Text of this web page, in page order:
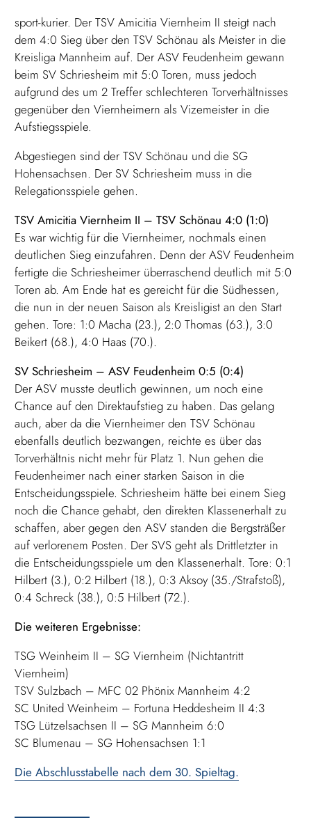
sport-kurier. Der TSV Amicitia Viernheim II steigt nach
dem 4:0 Sieg über den TSV Schönau als Meister in die
Kreisliga Mannheim auf. Der ASV Feudenheim gewann
beim SV Schriesheim mit 5:0 Toren, muss jedoch
aufgrund des um 2 Treffer schlechteren Torverhältnisses
gegenüber den Viernheimern als Vizemeister in die
Aufstiegsspiele.
Abgestiegen sind der TSV Schönau und die SG
Hohensachsen. Der SV Schriesheim muss in die
Relegationsspiele gehen.
TSV Amicitia Viernheim II – TSV Schönau 4:0 (1:0)
Es war wichtig für die Viernheimer, nochmals einen
deutlichen Sieg einzufahren. Denn der ASV Feudenheim
fertigte die Schriesheimer überraschend deutlich mit 5:0
Toren ab. Am Ende hat es gereicht für die Südhessen,
die nun in der neuen Saison als Kreisligist an den Start
gehen. Tore: 1:0 Macha (23.), 2:0 Thomas (63.), 3:0
Beikert (68.), 4:0 Haas (70.).
SV Schriesheim – ASV Feudenheim 0:5 (0:4)
Der ASV musste deutlich gewinnen, um noch eine
Chance auf den Direktaufstieg zu haben. Das gelang
auch, aber da die Viernheimer den TSV Schönau
ebenfalls deutlich bezwangen, reichte es über das
Torverhältnis nicht mehr für Platz 1. Nun gehen die
Feudenheimer nach einer starken Saison in die
Entscheidungsspiele. Schriesheim hätte bei einem Sieg
noch die Chance gehabt, den direkten Klassenerhalt zu
schaffen, aber gegen den ASV standen die Bergsträßer
auf verlorenem Posten. Der SVS geht als Drittletzter in
die Entscheidungsspiele um den Klassenerhalt. Tore: 0:1
Hilbert (3.), 0:2 Hilbert (18.), 0:3 Aksoy (35./Strafstoß),
0:4 Schreck (38.), 0:5 Hilbert (72.).
Die weiteren Ergebnisse:
TSG Weinheim II – SG Viernheim (Nichtantritt
Viernheim)
TSV Sulzbach – MFC 02 Phönix Mannheim 4:2
SC United Weinheim – Fortuna Heddesheim II 4:3
TSG Lützelsachsen II – SG Mannheim 6:0
SC Blumenau – SG Hohensachsen 1:1
Die Abschlusstabelle nach dem 30. Spieltag.